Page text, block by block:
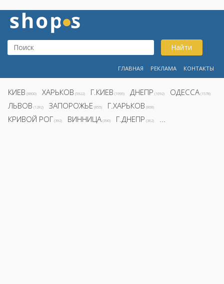
Найти
ГЛАВНАЯ РЕКЛАМА КОНТАКТЫ
КИЕВ (8800) ХАРЬКОВ (5922) Г.КИЕВ (1995) ДНЕПР (1692) ОДЕССА (1578)
ЛЬВОВ (1282) ЗАПОРОЖЬЕ (855) Г.ХАРЬКОВ (808)
КРИВОЙ РОГ (392) ВИННИЦА (390) Г.ДНЕПР (362) ...